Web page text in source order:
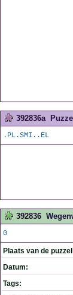
392836a
.PL.SMI..EL
392836
0
Plaats van de
Datum:
Tags: